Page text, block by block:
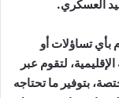
العسكري.
بأي تساؤلات أو
لتقوم عبر
بتوفير ما تحتاجه